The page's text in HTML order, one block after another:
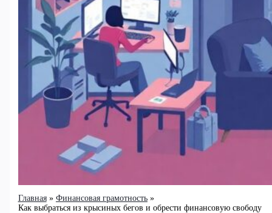
Главная
Финансовая грамотность
Как выбраться из крысиных бегов и обрести финансовую свободу